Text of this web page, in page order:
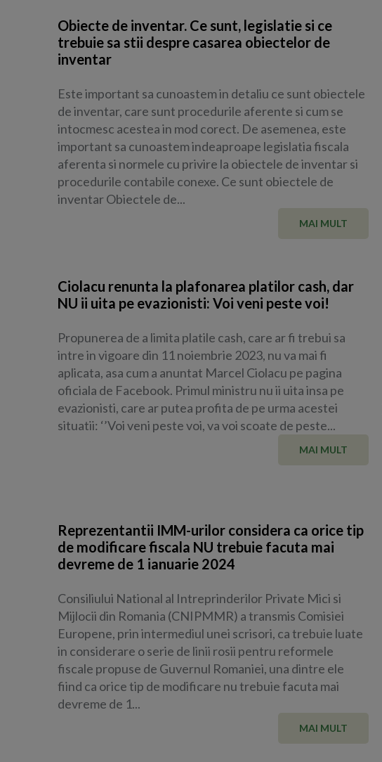
Obiecte de inventar. Ce sunt, legislatie si ce
trebuie sa stii despre casarea obiectelor de
inventar
Este important sa cunoastem in detaliu ce sunt obiectele
de inventar, care sunt procedurile aferente si cum se
intocmesc acestea in mod corect. De asemenea, este
important sa cunoastem indeaproape legislatia fiscala
aferenta si normele cu privire la obiectele de inventar si
procedurile contabile conexe. Ce sunt obiectele de
inventar Obiectele de...
MAI MULT
Ciolacu renunta la plafonarea platilor cash, dar
NU ii uita pe evazionisti: Voi veni peste voi!
Propunerea de a limita platile cash, care ar fi trebui sa
intre in vigoare din 11 noiembrie 2023, nu va mai fi
aplicata, asa cum a anuntat Marcel Ciolacu pe pagina
oficiala de Facebook. Primul ministru nu ii uita insa pe
evazionisti, care ar putea profita de pe urma acestei
situatii: ‘’Voi veni peste voi, va voi scoate de peste...
MAI MULT
Reprezentantii IMM-urilor considera ca orice tip
de modificare fiscala NU trebuie facuta mai
devreme de 1 ianuarie 2024
Consiliului National al Intreprinderilor Private Mici si
Mijlocii din Romania (CNIPMMR) a transmis Comisiei
Europene, prin intermediul unei scrisori, ca trebuie luate
in considerare o serie de linii rosii pentru reformele
fiscale propuse de Guvernul Romaniei, una dintre ele
fiind ca orice tip de modificare nu trebuie facuta mai
devreme de 1...
MAI MULT